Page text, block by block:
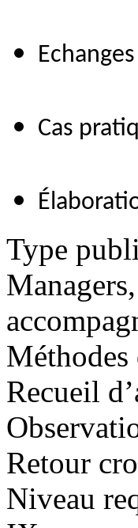
Cas
Type
Recueil
Retour
Niveau